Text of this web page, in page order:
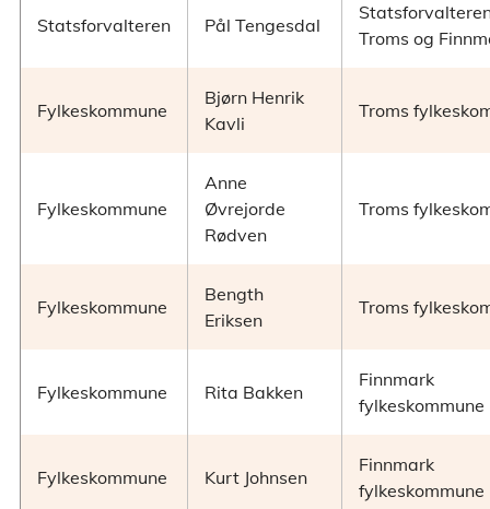
Statsforvalteren Pål Tengesdal
Troms og
Fylkeskommune
Bjørn Henrik
Kavli
Troms
Fylkeskommune
Anne
Øvrejorde
Rødven
Troms
Fylkeskommune
Bength
Eriksen
Troms
Fylkeskommune Rita Bakken
Finnmark
fylkeskommune
Fylkeskommune Kurt Johnsen
Finnmark
fylkeskommune